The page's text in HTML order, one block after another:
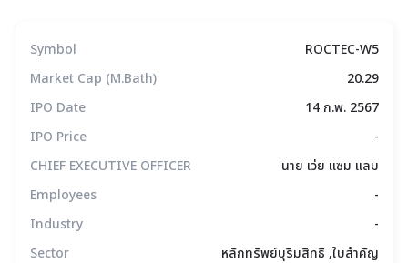
Symbol
ROCTEC-W5
Market Cap (M.Bath)
20.29
IPO Date
14 ก.พ. 2567
IPO Price
-
CHIEF EXECUTIVE OFFICER
นาย เว่ย แซม แลม
Employees
-
Industry
-
Sector
หลักทรัพย์บุริมสิทธิ ,ใบสำคัญ